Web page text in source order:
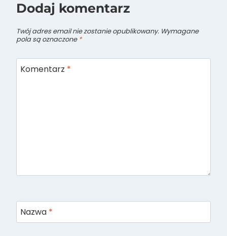
Dodaj komentarz
Twój adres email nie zostanie opublikowany. Wymagane
pola są oznaczone *
Komentarz *
Nazwa *